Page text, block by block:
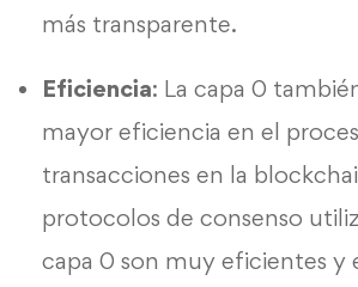
más transparente.
Eficiencia: La capa 0
mayor eficiencia en el
transacciones en la
protocolos de consenso
capa 0 son muy eficientes y